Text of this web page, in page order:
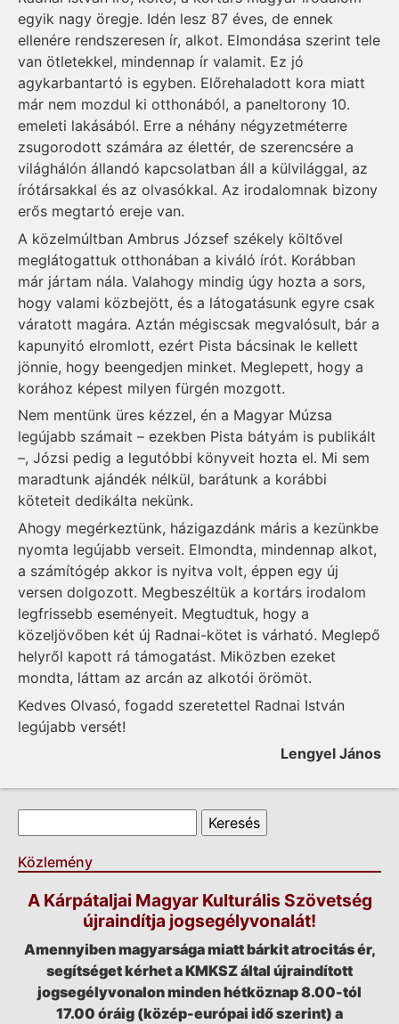
egyik nagy öregje. Idén lesz 87 éves, de ennek
ellenére rendszeresen ír, alkot. Elmondása szerint tele
van ötletekkel, mindennap ír valamit. Ez jó
agykarbantartó is egyben. Előrehaladott kora miatt
már nem mozdul ki otthonából, a paneltorony 10.
emeleti lakásából. Erre a néhány négyzetméterre
zsugorodott számára az élettér, de szerencsére a
világhálón állandó kapcsolatban áll a külvilággal, az
írótársakkal és az olvasókkal. Az irodalomnak bizony
erős megtartó ereje van.
A közelmúltban Ambrus József székely költővel
meglátogattuk otthonában a kiváló írót. Korábban
már jártam nála. Valahogy mindig úgy hozta a sors,
hogy valami közbejött, és a látogatásunk egyre csak
váratott magára. Aztán mégiscsak megvalósult, bár a
kapunyitó elromlott, ezért Pista bácsinak le kellett
jönnie, hogy beengedjen minket. Meglepett, hogy a
korához képest milyen fürgén mozgott.
Nem mentünk üres kézzel, én a Magyar Múzsa
legújabb számait – ezekben Pista bátyám is publikált
–, Józsi pedig a legutóbbi könyveit hozta el. Mi sem
maradtunk ajándék nélkül, barátunk a korábbi
köteteit dedikálta nekünk.
Ahogy megérkeztünk, házigazdánk máris a kezünkbe
nyomta legújabb verseit. Elmondta, mindennap alkot,
a számítógép akkor is nyitva volt, éppen egy új
versen dolgozott. Megbeszéltük a kortárs irodalom
legfrissebb eseményeit. Megtudtuk, hogy a
közeljövőben két új Radnai-kötet is várható. Meglepő
helyről kapott rá támogatást. Miközben ezeket
mondta, láttam az arcán az alkotói örömöt.
Kedves Olvasó, fogadd szeretettel Radnai István
legújabb versét!
Lengyel János
Keresés űrlap
Keresés
Közlemény
A Kárpátaljai Magyar Kulturális Szövetség
újraindítja jogsegélyvonalát!
Amennyiben magyarsága miatt bárkit atrocitás ér,
segítséget kérhet a KMKSZ által újraindított
jogsegélyvonalon minden hétköznap 8.00-tól
17.00 óráig (közép-európai idő szerint) a